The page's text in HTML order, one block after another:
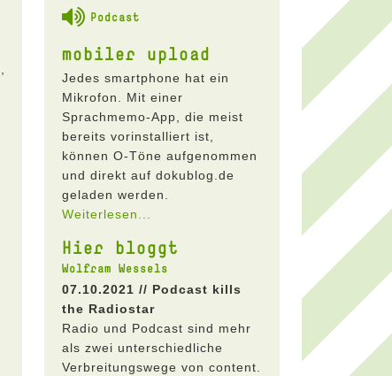
Podcast
mobiler upload
Jedes smartphone hat ein
Mikrofon. Mit einer
Sprachmemo-App, die meist
bereits vorinstalliert ist,
können O-Töne aufgenommen
und direkt auf dokublog.de
geladen werden.
Weiterlesen...
Hier bloggt
Wolfram Wessels
07.10.2021 // Podcast kills
the Radiostar
Radio und Podcast sind mehr
als zwei unterschiedliche
Verbreitungswege von content.